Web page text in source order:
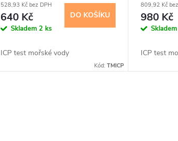
528,93 Kč bez DPH
640 Kč
Skladem 2 ks
DO KOŠÍKU
ICP test mořské vody
Kód:TMICP
809,92 Kč
980 Kč
ICP test